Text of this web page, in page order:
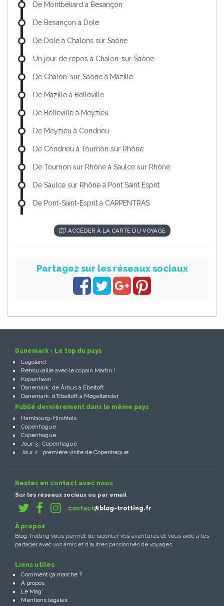
De Montbéliard à Besançon
De Besançon à Dole
De Dole à Chalons sur Saône
Un jour de repos à Chalon-sur-Saône
De Chalon-sur-Saône à Mazille
De Mazille à Belleville
De Belleville à Meyzieu
De Meyzieu à Condrieu
De Condrieu à Tournon sur Rhône
De Tournon sur Rhône à Saulce sur Rhône
De Saulce sur Rhône à Pont Saint Esprit
De Pont-Saint-Esprit à CARPENTRAS
ACCÉDER À LA CARTE DU VOYAGE
Partagez sur les réseaux sociaux
Danemark - Le top du pays
Legoland
Retrouvaille avec le copain Martin !
Kopenhavn
Danemark: de Århus à Ebeltoft
Danemark: d'Ebeltoft à Møgeltønder
Publié dernièrement dans le même pays
Hambourg-Hirshtals
Copenhague
Copenhague
Jour 3 : Copenhague
Jour 2 : première visite de Copenhague
Restez en contact avec nous
Sur les réseaux sociaux ou par email
contact@blog-trotting.fr
À propos
Blog Trotting vous permet de raconter vos aventures et vous aide à les
partager avec vos amis et d'autres passionnés de voyages.
Liens utiles
Comment ça marche ?
À propos
Le Mag'
Mentions légales